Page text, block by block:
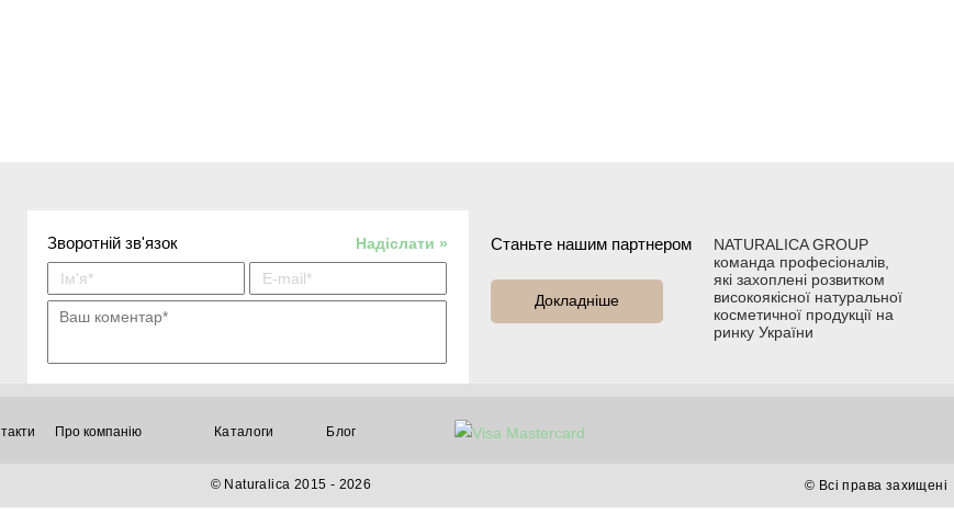
Зворотній зв'язок Надіслати » Станьте нашим партнером
Докладніше
NATURALICA GROUP
команда професіоналів,
які захоплені розвитком
високоякісної натуральної
косметичної продукції на
ринку України
Про компанію Каталоги Блог
© Naturalica 2015 - 2026 © Всі права захищені